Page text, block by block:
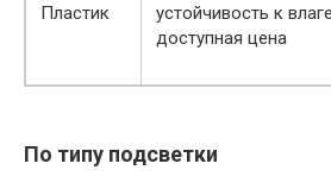
Пластик
устойчивость к
доступная цена
По типу подсветки